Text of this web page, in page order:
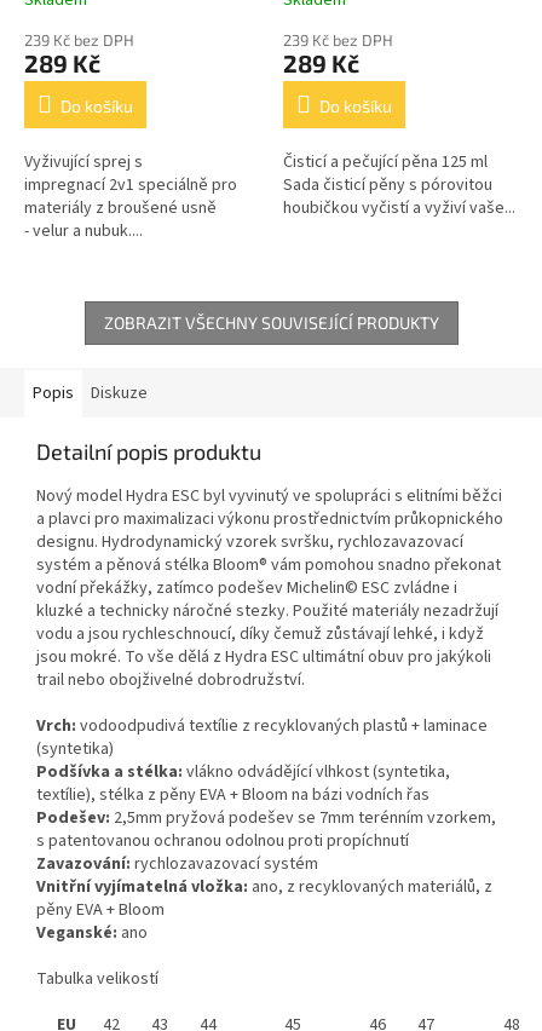
239 Kč bez DPH
289 Kč
Do košíku
Vyživující sprej s
impregnací 2v1 speciálně pro
materiály z broušené usně
- velur a nubuk....
239 Kč bez DPH
289 Kč
Do košíku
Čisticí a pečující pěna 125 ml
Sada čisticí pěny s pórovitou
houbičkou vyčistí a vyživí vaše...
ZOBRAZIT VŠECHNY SOUVISEJÍCÍ PRODUKTY
Popis Diskuze
Detailní popis produktu
Nový model Hydra ESC byl vyvinutý ve spolupráci s elitními běžci
a plavci pro maximalizaci výkonu prostřednictvím průkopnického
designu. Hydrodynamický vzorek svršku, rychlozavazovací
systém a pěnová stélka Bloom® vám pomohou snadno překonat
vodní překážky, zatímco podešev Michelin© ESC zvládne i
kluzké a technicky náročné stezky. Použité materiály nezadržují
vodu a jsou rychleschnoucí, díky čemuž zůstávají lehké, i když
jsou mokré. To vše dělá z Hydra ESC ultimátní obuv pro jakýkoli
trail nebo obojživelné dobrodružství.
Vrch: vodoodpudivá textílie z recyklovaných plastů + laminace
(syntetika)
Podšívka a stélka: vlákno odvádějící vlhkost (syntetika,
textílie), stélka z pěny EVA + Bloom na bázi vodních řas
Podešev: 2,5mm pryžová podešev se 7mm terénním vzorkem,
s patentovanou ochranou odolnou proti propíchnutí
Zavazování: rychlozavazovací systém
Vnitřní vyjímatelná vložka: ano, z recyklovaných materiálů, z
pěny EVA + Bloom
Veganské: ano
Tabulka velikostí
EU
42 43 44 45 46 47 48